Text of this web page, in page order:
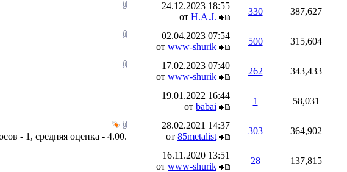
24.12.2023 18:55
от H.A.J.
330 387,627
02.04.2023 07:54
от www-shurik
500 315,604
17.02.2023 07:40
от www-shurik
262 343,433
19.01.2022 16:44
от babai
1 58,031
28.02.2021 14:37
от 85metalist
303 364,902
16.11.2020 13:51
от www-shurik
28 137,815